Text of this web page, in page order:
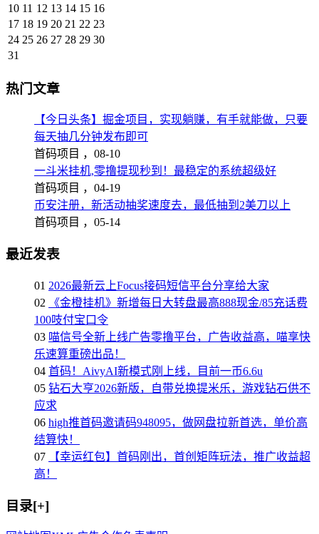
10 11 12 13 14 15 16
17 18 19 20 21 22 23
24 25 26 27 28 29 30
31
热门文章
【今日头条】掘金项目，实现躺赚，有手就能做，只要
每天抽几分钟发布即可
首码项目 ， 08-10
一斗米挂机,零撸提现秒到！最稳定的系统超级好
首码项目 ， 04-19
币安注册，新活动抽奖速度去，最低抽到2美刀以上
首码项目 ， 05-14
最近发表
01 2026最新云上Focus接码短信平台分享给大家
02
《金橙挂机》新增每日大转盘最高888现金/85充话费
100吱付宝口令
03 喵信号全新上线广告零撸平台，广告收益高，喵享快
乐速算重磅出品！
04 首码！AivyAI新模式刚上线，目前一币6.6u
05 钻石大亨2026新版，自带兑换提米乐，游戏钻石供不
应求
06 high推首码邀请码948095，做网盘拉新首选，单价高
结算快！
07
【幸运红包】首码刚出，首创矩阵玩法，推广收益超
高！
目录[+]